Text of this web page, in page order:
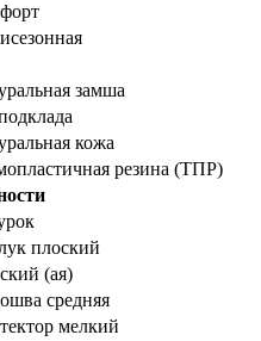
замша
кожа
резина (ТПР)
плоский
(ая)
средняя
мелкий